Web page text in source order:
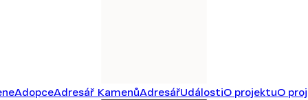
AdopceAdresář KamenůAdresářUdálostiO projektuO